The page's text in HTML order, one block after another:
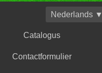
Nederlands ▼
Catalogus
Contactformulier